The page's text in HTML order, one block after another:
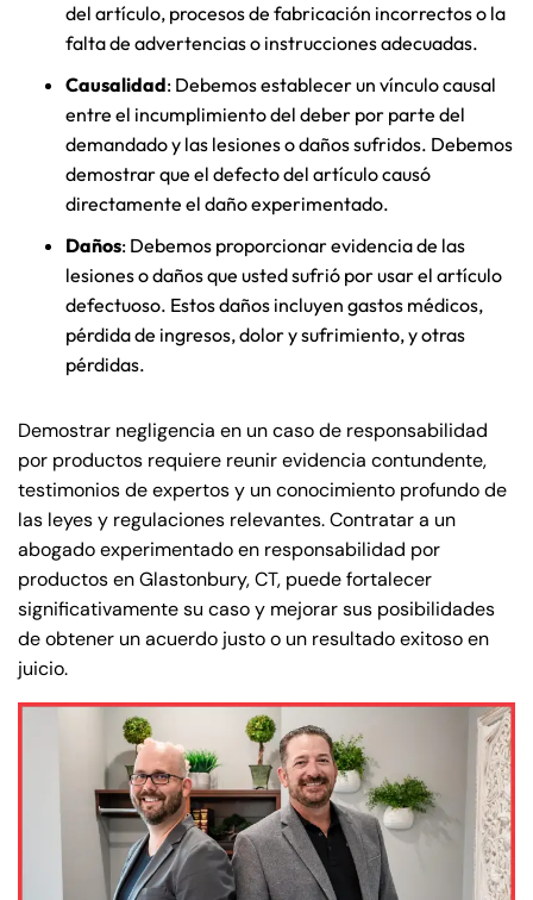
del artículo, procesos de fabricación incorrectos o la
falta de advertencias o instrucciones adecuadas.
Causalidad: Debemos establecer un vínculo causal
entre el incumplimiento del deber por parte del
demandado y las lesiones o daños sufridos. Debemos
demostrar que el defecto del artículo causó
directamente el daño experimentado.
Daños: Debemos proporcionar evidencia de las
lesiones o daños que usted sufrió por usar el artículo
defectuoso. Estos daños incluyen gastos médicos,
pérdida de ingresos, dolor y sufrimiento, y otras
pérdidas.
Demostrar negligencia en un caso de responsabilidad
por productos requiere reunir evidencia contundente,
testimonios de expertos y un conocimiento profundo de
las leyes y regulaciones relevantes. Contratar a un
abogado experimentado en responsabilidad por
productos en Glastonbury, CT, puede fortalecer
significativamente su caso y mejorar sus posibilidades
de obtener un acuerdo justo o un resultado exitoso en
juicio.
Sunday
Closed
Sunday
Closed